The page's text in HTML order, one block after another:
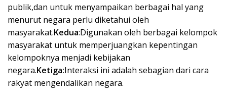
publik,dan untuk menyampaikan berbagai hal yang
menurut negara perlu diketahui oleh
masyarakat.Kedua:Digunakan oleh berbagai kelompok
masyarakat untuk memperjuangkan kepentingan
kelompoknya menjadi kebijakan
negara.Ketiga:Interaksi ini adalah sebagian dari cara
rakyat mengendalikan negara.